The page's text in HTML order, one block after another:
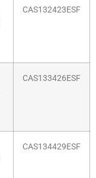
CAS132423ESF
CAS133426ESF
CAS134429ESF